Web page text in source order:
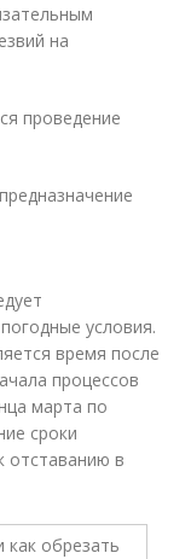
на
проведение
условия.
время после
процессов
марта по
сроки
отставанию в